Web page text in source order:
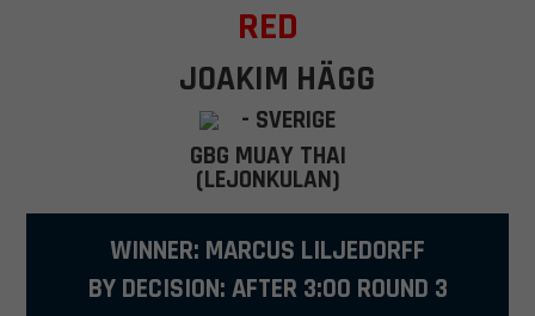
RED
JOAKIM HÄGG
- SVERIGE
GBG MUAY THAI
(LEJONKULAN)
WINNER: MARCUS LILJEDORFF
BY DECISION: AFTER 3:00 ROUND 3